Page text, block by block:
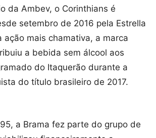
da Ambev, o Corinthians é
setembro de 2016 pela Estrella
ação mais chamativa, a marca
a bebida sem álcool aos
do Itaquerão durante a
do título brasileiro de 2017.
a Brama fez parte do grupo de